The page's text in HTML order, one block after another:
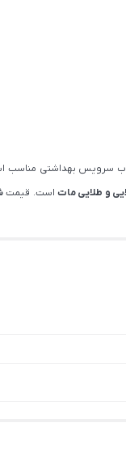
سرویس بهداشتی
و طلایی ماتاست. قیمت